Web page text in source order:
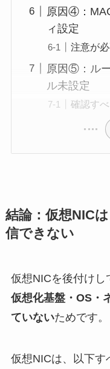
原因④：
ィ設定
注意が
原因⑤：ル
ル未設定
確認す
結論：仮想NIC
信できない
仮想NICを後付けし
仮想化基盤・OS・
ていないためです。
仮想NICは、以下す